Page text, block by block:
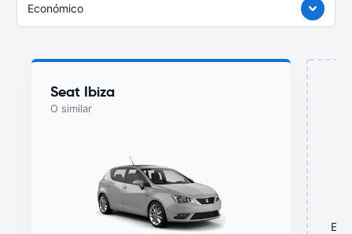
Económico
Seat Ibiza
O similar